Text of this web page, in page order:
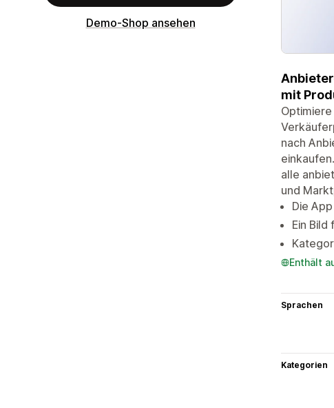
Demo-Shop ansehen
mit
nach
alle
und
Die
Ein
Enthält
Sprachen
Kategorien